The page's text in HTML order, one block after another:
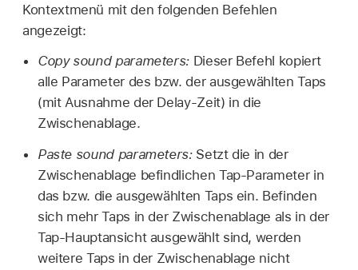
Kontextmenü mit den folgenden Befehlen
angezeigt:
Copy sound parameters: Dieser Befehl kopiert
alle Parameter des bzw. der ausgewählten Taps
(mit Ausnahme der Delay-Zeit) in die
Zwischenablage.
Paste sound parameters: Setzt die in der
Zwischenablage befindlichen Tap-Parameter in
das bzw. die ausgewählten Taps ein. Befinden
sich mehr Taps in der Zwischenablage als in der
Tap-Hauptansicht ausgewählt sind, werden
weitere Taps in der Zwischenablage nicht